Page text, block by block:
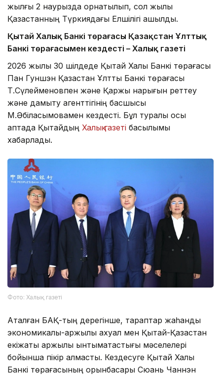
жылғы 2 наурызда орнатылып, сол жылы
Қазақстанның Түркиядағы Елшілігі ашылды.
Қытай Халық Банкі төрағасы Қазақстан Ұлттық
Банкі төрағасымен кездесті – Халық газеті
2026 жылы 30 шілдеде Қытай Халық Банкі төрағасы
Пан Гуншэн Қазақстан Ұлттық Банкі төрағасы
Т.Сүлейменовпен және Қаржы нарығын реттеу
және дамыту агенттігінің басшысы
М.Әбілқасымовамен кездесті. Бұл туралы осы
аптада Қытайдың Халық газеті басылымы
хабарлады.
Фото: Халық газеті
Аталған БАҚ-тың дерегінше, тараптар жаһандық
экономикалық-қаржылық ахуал мен Қытай-Қазақстан
екіжақты қаржылық ынтымақтастығы мәселелері
бойынша пікір алмасты. Кездесуге Қытай Халық
Банкі төрағасының орынбасары Сюань Чаннэн